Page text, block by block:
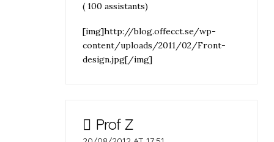
( 100 assistants)
[img]http://blog.offecct.se/wp-
content/uploads/2011/02/Front-
design.jpg[/img]
Prof Z